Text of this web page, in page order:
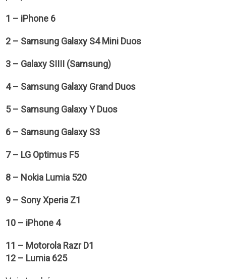
1 – iPhone 6
2 – Samsung Galaxy S4 Mini Duos
3 – Galaxy SIIII (Samsung)
4 – Samsung Galaxy Grand Duos
5 – Samsung Galaxy Y Duos
6 – Samsung Galaxy S3
7 – LG Optimus F5
8 – Nokia Lumia 520
9 – Sony Xperia Z1
10 – iPhone 4
11 – Motorola Razr D1
12 – Lumia 625